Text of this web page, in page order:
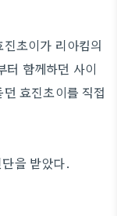
초이가 리아킴의
함께하던 사이
효진초이를 직접
을 받았다.